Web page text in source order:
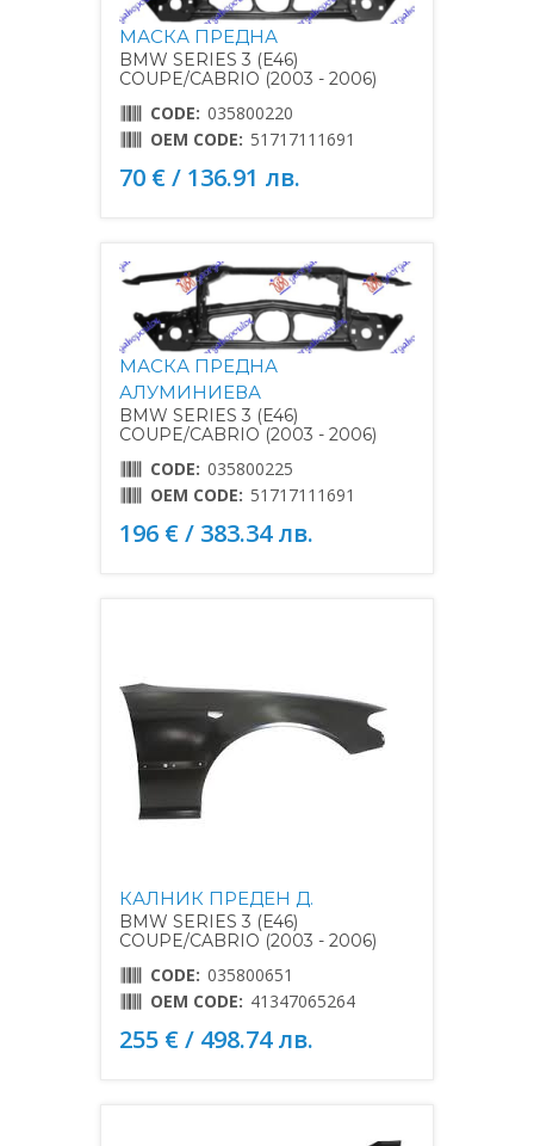
МАСКА ПРЕДНА
BMW SERIES 3 (E46)
COUPE/CABRIO (2003 - 2006)
CODE: 035800220
OEM CODE: 51717111691
70 € / 136.91 лв.
МАСКА ПРЕДНА
АЛУМИНИЕВА
BMW SERIES 3 (E46)
COUPE/CABRIO (2003 - 2006)
CODE: 035800225
OEM CODE: 51717111691
196 € / 383.34 лв.
КАЛНИК ПРЕДЕН Д.
BMW SERIES 3 (E46)
COUPE/CABRIO (2003 - 2006)
CODE: 035800651
OEM CODE: 41347065264
255 € / 498.74 лв.